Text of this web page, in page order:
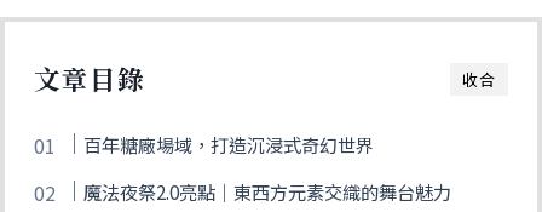
收合
文章目錄
百年糖廠場域，打造沉浸式奇幻世界
魔法夜祭2.0亮點｜東西方元素交織的舞台魅力